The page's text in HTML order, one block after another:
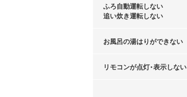
ふろ自動運転しない
追い炊き運転しない
お風呂の湯はりができない
リモコンが点灯・表示しない